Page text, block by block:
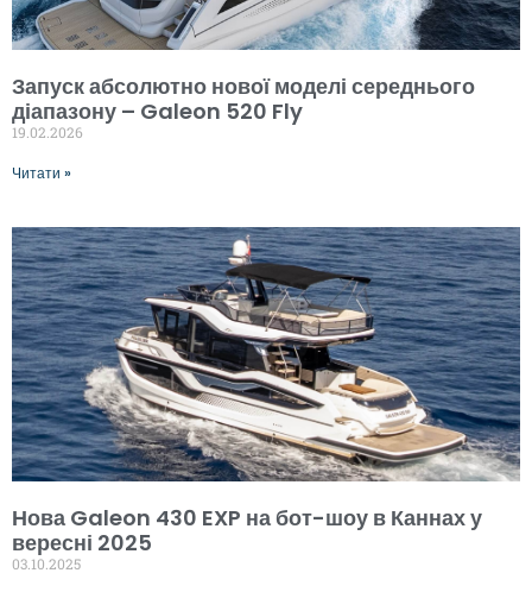
Запуск абсолютно нової моделі середнього
діапазону – Galeon 520 Fly
19.02.2026
Читати »
Нова Galeon 430 EXP на бот-шоу в Каннах у
вересні 2025
03.10.2025